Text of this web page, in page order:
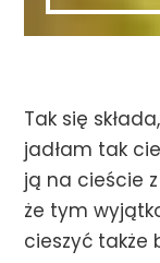
Tak się
jadłam tak
ją na cieście
że tym
cieszyć także